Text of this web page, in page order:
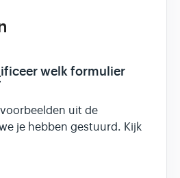
welk formulier
uit de
je hebben gestuurd. Kijk